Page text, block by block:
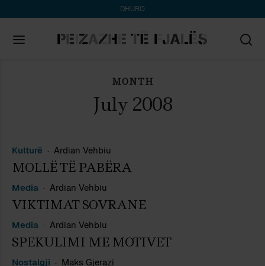
DHURO
MONTH
July 2008
Kulturë Ardian Vehbiu
MOLLË TË PABËRA
Media Ardian Vehbiu
VIKTIMAT SOVRANE
Media Ardian Vehbiu
SPEKULIMI ME MOTIVET
Nostalgji Maks Gjerazi